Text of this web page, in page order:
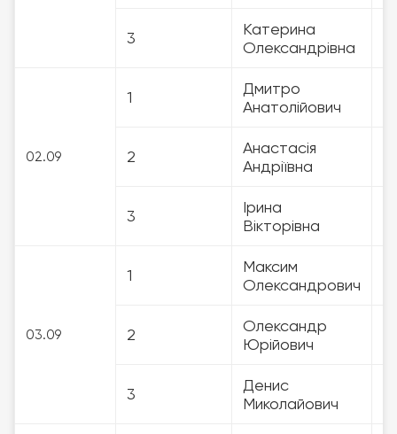
3
Катерина
Олександрівна
02.09
1
Дмитро
Анатолійович
2
Анастасія
Андріївна
3
Ірина
Вікторівна
03.09
1
Максим
Олександрович
2
Олександр
Юрійович
3
Денис
Миколайович